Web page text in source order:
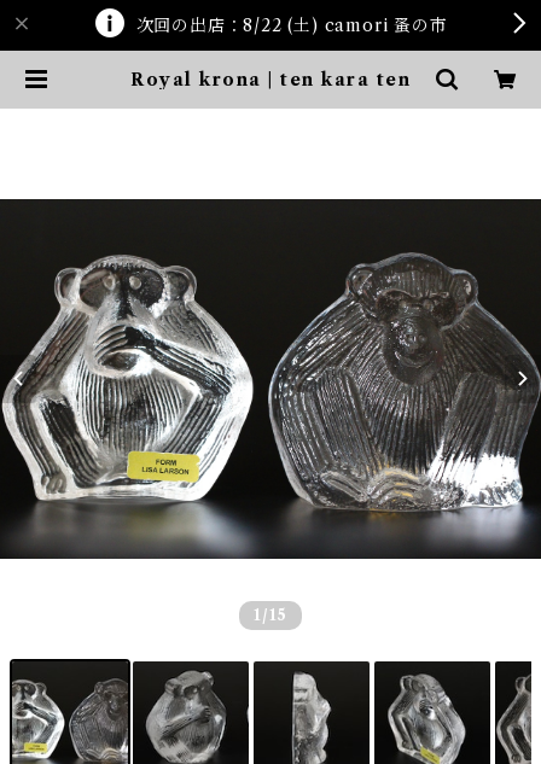
次回の出店：8/22 (土) camori 蚤の市
Royal krona | ten kara ten
1 /15